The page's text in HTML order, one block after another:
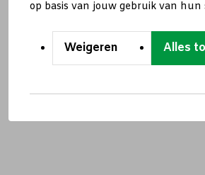
op basis van jouw gebruik van hun
Weigeren Alles